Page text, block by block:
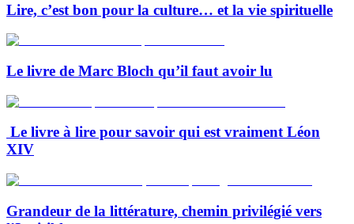
Lire, c’est bon pour la culture… et la vie spirituelle
Le livre de Marc Bloch qu’il faut avoir lu
Le livre à lire pour savoir qui est vraiment Léon
XIV
Grandeur de la littérature, chemin privilégié vers